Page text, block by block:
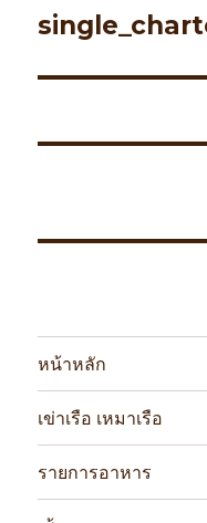
navigation
หน้าหลัก
เข่าเรือ เหมาเรือ
รายการอาหาร